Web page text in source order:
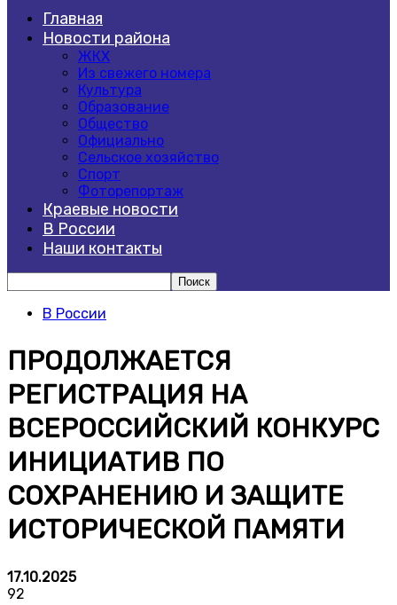
Главная
Новости района
ЖКХ
Из свежего номера
Культура
Образование
Общество
Официально
Сельское хозяйство
Спорт
Фоторепортаж
Краевые новости
В России
Наши контакты
В России
ПРОДОЛЖАЕТСЯ
РЕГИСТРАЦИЯ НА
ВСЕРОССИЙСКИЙ КОНКУРС
ИНИЦИАТИВ ПО
СОХРАНЕНИЮ И ЗАЩИТЕ
ИСТОРИЧЕСКОЙ ПАМЯТИ
17.10.2025
92